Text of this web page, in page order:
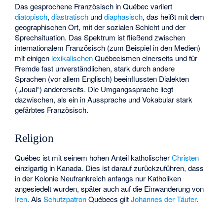
Das gesprochene Französisch in Québec variiert
diatopisch,diastratisch unddiaphasisch, das heißt mit dem
geographischen Ort, mit der sozialen Schicht und der
Sprechsituation. Das Spektrum ist fließend zwischen
internationalem Französisch (zum Beispiel in den Medien)
mit einigen lexikalischenQuébecismen einerseits und für
Fremde fast unverständlichen, stark durch andere
Sprachen (vor allem Englisch) beeinflussten Dialekten
(„Joual“) andererseits. Die Umgangssprache liegt
dazwischen, als ein in Aussprache und Vokabular stark
gefärbtes Französisch.
Religion
Québec ist mit seinem hohen Anteil katholischerChristen
einzigartig in Kanada. Dies ist darauf zurückzuführen, dass
in der Kolonie Neufrankreich anfangs nur Katholiken
angesiedelt wurden, später auch auf die Einwanderung von
Iren. AlsSchutzpatronQuébecs giltJohannes der Täufer.